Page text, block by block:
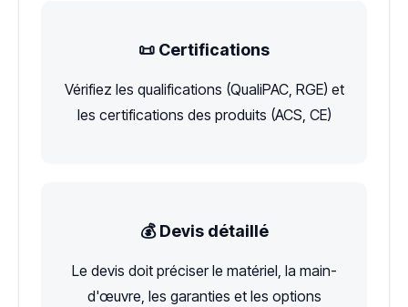
📜 Certifications
Vérifiez les qualifications (QualiPAC, RGE) et
les certifications des produits (ACS, CE)
💰 Devis détaillé
Le devis doit préciser le matériel, la main-
d'œuvre, les garanties et les options